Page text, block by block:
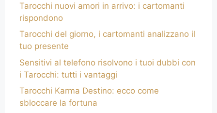
Tarocchi nuovi amori in arrivo: i cartomanti
rispondono
Tarocchi del giorno, i cartomanti analizzano il
tuo presente
Sensitivi al telefono risolvono i tuoi dubbi con
i Tarocchi: tutti i vantaggi
Tarocchi Karma Destino: ecco come
sbloccare la fortuna